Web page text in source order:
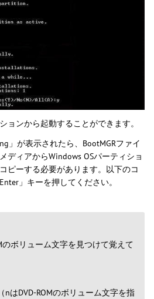
ョンから起動することができます。
」が表示されたら、BootMGRファイ
ディアからWindows OSパーティショ
ピーする必要があります。以下のコ
」キーを押してください。
のボリューム文字を見つけて覚えて
（nはDVD-ROMのボリューム文字を指